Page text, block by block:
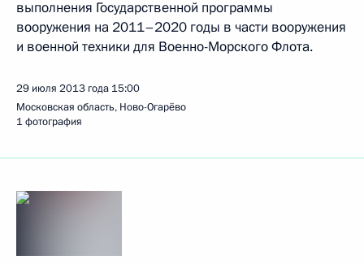
выполнения Государственной программы
вооружения на 2011–2020 годы в части вооружения
и военной техники для Военно-Морского Флота.
29 июля 2013 года 15:00
Московская область, Ново-Огарёво
1 фотография